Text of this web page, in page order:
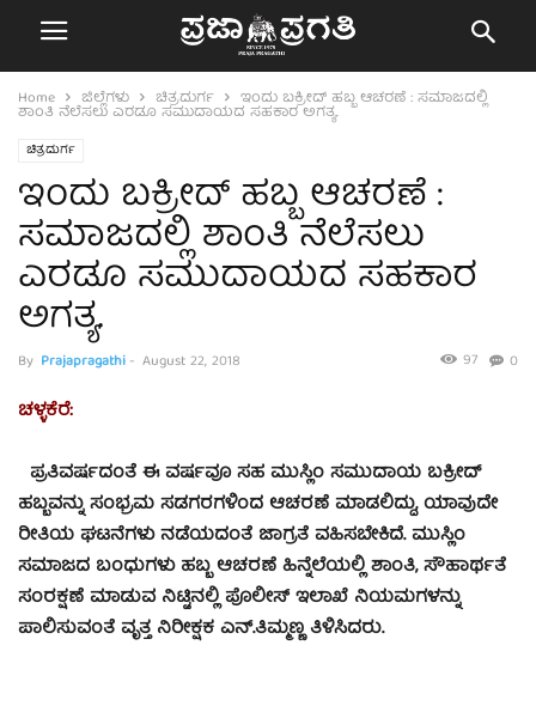
Home ಜಿಲ್ಲೆಗಳು ಚಿತ್ರದುರ್ಗ ಇಂದು ಬಕ್ರೀದ್ ಹಬ್ಬ ಆಚರಣೆ : ಸಮಾಜದಲ್ಲಿ
ಶಾಂತಿ ನೆಲೆಸಲು ಎರಡೂ ಸಮುದಾಯದ ಸಹಕಾರ ಅಗತ್ಯ.
ಚಿತ್ರದುರ್ಗ
ಇಂದು ಬಕ್ರೀದ್ ಹಬ್ಬ ಆಚರಣೆ :
ಸಮಾಜದಲ್ಲಿ ಶಾಂತಿ ನೆಲೆಸಲು
ಎರಡೂ ಸಮುದಾಯದ ಸಹಕಾರ
ಅಗತ್ಯ.
By Prajapragathi- August 22, 2018 0
97
ಚಳ್ಳಕೆರೆ:
ಪ್ರತಿವರ್ಷದಂತೆ ಈ ವರ್ಷವೂ ಸಹ ಮುಸ್ಲಿಂ ಸಮುದಾಯ ಬಕ್ರೀದ್
ಹಬ್ಬವನ್ನು ಸಂಭ್ರಮ ಸಡಗರಗಳಿಂದ ಆಚರಣೆ ಮಾಡಲಿದ್ದು, ಯಾವುದೇ
ರೀತಿಯ ಘಟನೆಗಳು ನಡೆಯದಂತೆ ಜಾಗ್ರತೆ ವಹಿಸಬೇಕಿದೆ. ಮುಸ್ಲಿಂ
ಸಮಾಜದ ಬಂಧುಗಳು ಹಬ್ಬ ಆಚರಣೆ ಹಿನ್ನೆಲೆಯಲ್ಲಿ ಶಾಂತಿ, ಸೌಹಾರ್ಥತೆ
ಸಂರಕ್ಷಣೆ ಮಾಡುವ ನಿಟ್ಟಿನಲ್ಲಿ ಪೊಲೀಸ್ ಇಲಾಖೆ ನಿಯಮಗಳನ್ನು
ಪಾಲಿಸುವಂತೆ ವೃತ್ತ ನಿರೀಕ್ಷಕ ಎನ್.ತಿಮ್ಮಣ್ಣ ತಿಳಿಸಿದರು.